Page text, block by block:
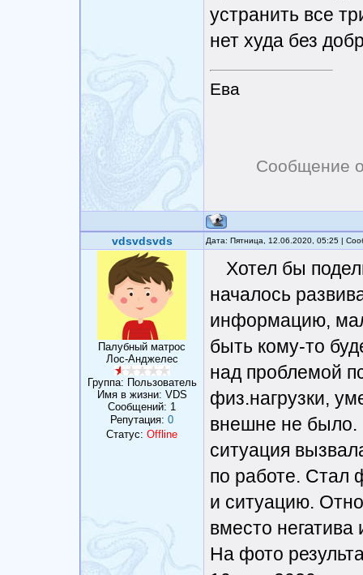
устранить все
нет худа без
Ева
Сообщение
vdsvdsvds Дата: Пятница, 12.06.2020, 05:25 |
Палубный матрос
Лос-Анджелес
Группа: Пользователь
Имя в жизни: VDS
Сообщений: 1
Репутация: 0
Статус: Offline
Хотел бы
началось
информацию,
быть кому-то
над проблемой
физ.нагрузки,
внешне не было.
ситуация
по работе. Стал
и ситуацию.
вместо
На фото